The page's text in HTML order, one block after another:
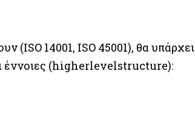
(ISO 14001, ISO 45001), θα υπάρχει
έννοιες (higherlevelstructure):